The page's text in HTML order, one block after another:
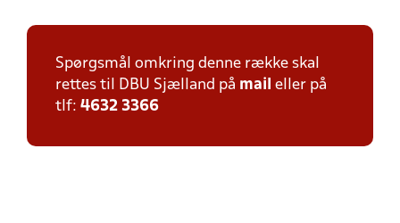
Spørgsmål omkring denne række skal
rettes til DBU Sjælland på mail eller på
tlf: 4632 3366